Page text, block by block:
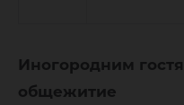
Иногородним
общежитие